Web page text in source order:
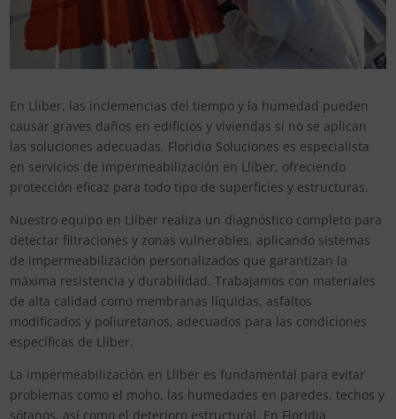
En Llíber, las inclemencias del tiempo y la humedad pueden
causar graves daños en edificios y viviendas si no se aplican
las soluciones adecuadas. Floridia Soluciones es especialista
en servicios de impermeabilización en Llíber, ofreciendo
protección eficaz para todo tipo de superficies y estructuras.
Nuestro equipo en Llíber realiza un diagnóstico completo para
detectar filtraciones y zonas vulnerables, aplicando sistemas
de impermeabilización personalizados que garantizan la
máxima resistencia y durabilidad. Trabajamos con materiales
de alta calidad como membranas líquidas, asfaltos
modificados y poliuretanos, adecuados para las condiciones
específicas de Llíber.
La impermeabilización en Llíber es fundamental para evitar
problemas como el moho, las humedades en paredes, techos y
sótanos, así como el deterioro estructural. En Floridia